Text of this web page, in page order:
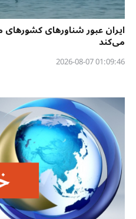
ایران عبور شناورهای کشورهای
می‌کند
01:09:46 2026-08-07